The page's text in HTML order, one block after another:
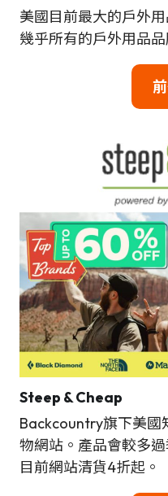
美國目前最大的戶外
幾乎所有的戶外用品品
Steep & Cheap
Backcountry旗下美國
物網站。產品會較多
目前網站清貨4折起。